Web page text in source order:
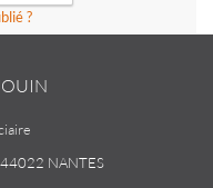
?
NANTES